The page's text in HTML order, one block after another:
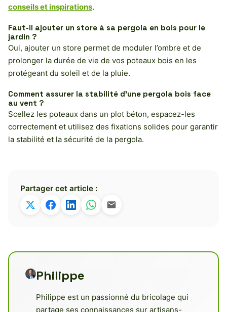
conseils et inspirations.
Faut-il ajouter un store à sa pergola en bois pour le
jardin ?
Oui, ajouter un store permet de moduler l’ombre et de
prolonger la durée de vie de vos poteaux bois en les
protégeant du soleil et de la pluie.
Comment assurer la stabilité d’une pergola bois face
au vent ?
Scellez les poteaux dans un plot béton, espacez-les
correctement et utilisez des fixations solides pour garantir
la stabilité et la sécurité de la pergola.
Partager cet article :
Philippe
Philippe est un passionné du bricolage qui
partage ses connaissances sur artisans-